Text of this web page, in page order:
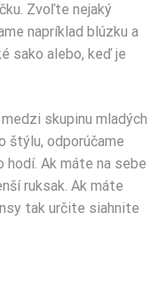
Zvoľte nejaký
napríklad blúzku a
sako alebo, keď je
skupinu mladých
štýlu, odporúčame
Ak máte na sebe
ruksak. Ak máte
tak určite siahnite